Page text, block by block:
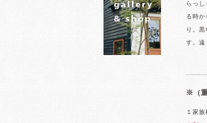
らっ
る時
り。
す。遠
※（
１家